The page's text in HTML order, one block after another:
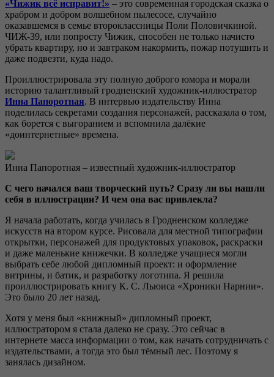
«Чижик всё исправит!» – это современная городская сказка о
храбром и добром волшебном пылесосе, случайно
оказавшемся в семье второклассницы Поли Половичкиной.
ЧИЖ-39, или попросту Чижик, способен не только начисто
убрать квартиру, но и завтраком накормить, пожар потушить и
даже подвезти, куда надо.
Проиллюстрировала эту полную доброго юмора и морали
историю талантливый гродненский художник-иллюстратор
Инна Папоротная. В интервью издательству Инна
поделилась секретами создания персонажей, рассказала о том,
как борется с выгоранием и вспомнила далёкие
«доинтернетные» времена.
Инна Папоротная – известный художник-иллюстратор
С чего начался ваш творческий путь? Сразу ли вы нашли
себя в иллюстрации? И чем она вас привлекла?
Я начала работать, когда училась в Гродненском колледже
искусств на втором курсе. Рисовала для местной типографии
открытки, персонажей для продуктовых упаковок, раскраски
и даже маленькие книжечки. В колледже учащиеся могли
выбрать себе любой дипломный проект: и оформление
витрины, и батик, и разработку логотипа. Я решила
проиллюстрировать книгу К. С. Льюиса «Хроники Нарнии».
Это было 20 лет назад.
Хотя у меня был «книжный» дипломный проект,
иллюстратором я стала далеко не сразу. Это сейчас в
интернете масса информации о том, как начать сотрудничать с
издательствами, а тогда это был тёмный лес. Поэтому я
занялась дизайном.